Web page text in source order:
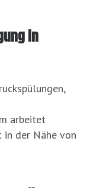
in
arbeitet
in der Nähe von